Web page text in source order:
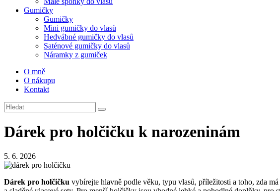
Gumičky
Gumičky
Mini gumičky do vlasů
Hedvábné gumičky do vlasů
Saténové gumičky do vlasů
Náramky z gumiček
O mně
O nákupu
Kontakt
Dárek pro holčičku k narozeninám
5. 6. 2026
Dárek pro holčičku vybírejte hlavně podle věku, typu vlasů, příležitosti a toho, zda